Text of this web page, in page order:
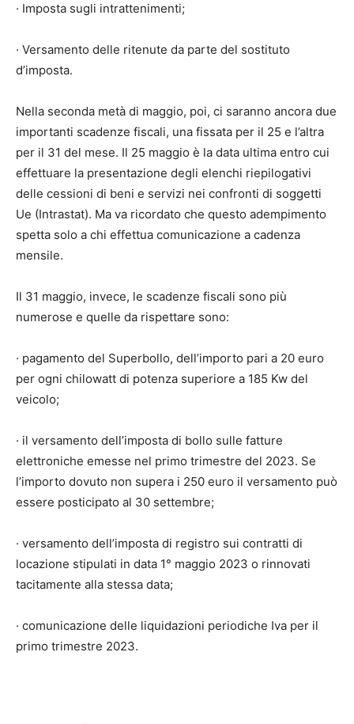
· Imposta sugli intrattenimenti;
· Versamento delle ritenute da parte del sostituto
d’imposta.
Nella seconda metà di maggio, poi, ci saranno ancora due
importanti scadenze fiscali, una fissata per il 25 e l’altra
per il 31 del mese. Il 25 maggio è la data ultima entro cui
effettuare la presentazione degli elenchi riepilogativi
delle cessioni di beni e servizi nei confronti di soggetti
Ue (Intrastat). Ma va ricordato che questo adempimento
spetta solo a chi effettua comunicazione a cadenza
mensile.
Il 31 maggio, invece, le scadenze fiscali sono più
numerose e quelle da rispettare sono:
· pagamento del Superbollo, dell’importo pari a 20 euro
per ogni chilowatt di potenza superiore a 185 Kw del
veicolo;
· il versamento dell’imposta di bollo sulle fatture
elettroniche emesse nel primo trimestre del 2023. Se
l’importo dovuto non supera i 250 euro il versamento può
essere posticipato al 30 settembre;
· versamento dell’imposta di registro sui contratti di
locazione stipulati in data 1° maggio 2023 o rinnovati
tacitamente alla stessa data;
· comunicazione delle liquidazioni periodiche Iva per il
primo trimestre 2023.